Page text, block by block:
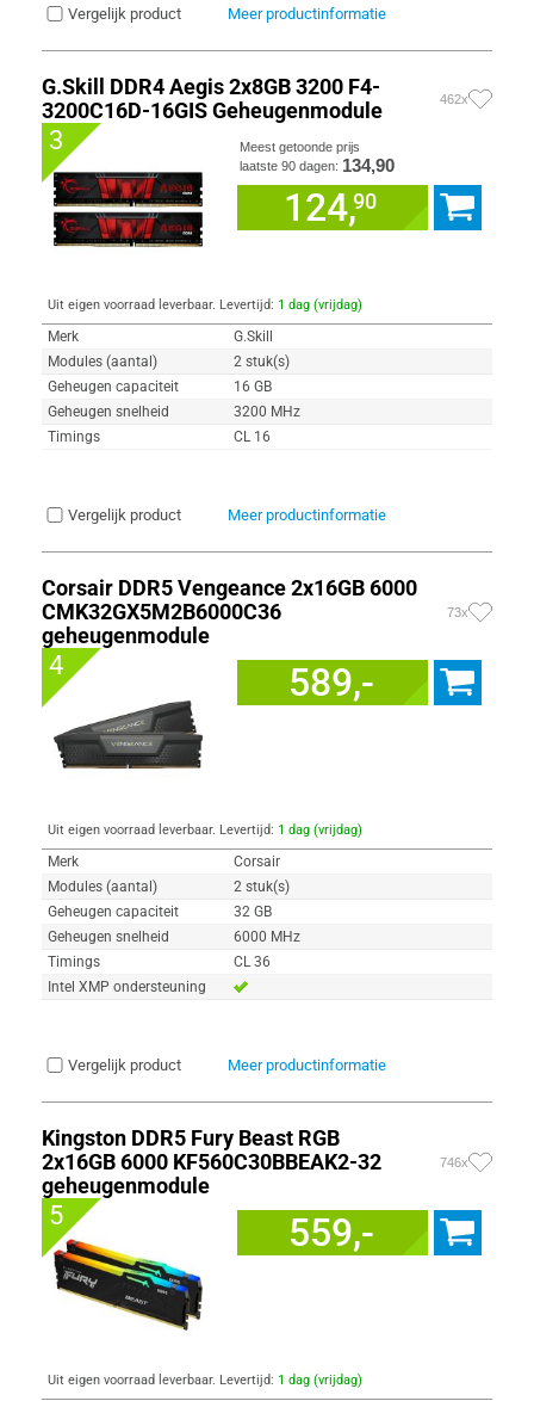
Vergelijk product Meer productinformatie
G.Skill DDR4 Aegis 2x8GB 3200 F4-
3200C16D-16GIS Geheugenmodule
462x
3
Meest getoonde prijs
laatste 90 dagen: 134,90
124,90
Uit eigen voorraad leverbaar. Levertijd: 1 dag (vrijdag)
Merk
G.Skill
Modules (aantal)
2 stuk(s)
Geheugen capaciteit
16 GB
Geheugen snelheid
3200 MHz
Timings
CL 16
Vergelijk product Meer productinformatie
Corsair DDR5 Vengeance 2x16GB 6000
CMK32GX5M2B6000C36
geheugenmodule
73x
4 589,-
Uit eigen voorraad leverbaar. Levertijd: 1 dag (vrijdag)
Merk
Corsair
Modules (aantal)
2 stuk(s)
Geheugen capaciteit
32 GB
Geheugen snelheid
6000 MHz
Timings
CL 36
Intel XMP ondersteuning
Vergelijk product Meer productinformatie
Kingston DDR5 Fury Beast RGB
2x16GB 6000 KF560C30BBEAK2-32
geheugenmodule
746x
5 559,-
Uit eigen voorraad leverbaar. Levertijd: 1 dag (vrijdag)